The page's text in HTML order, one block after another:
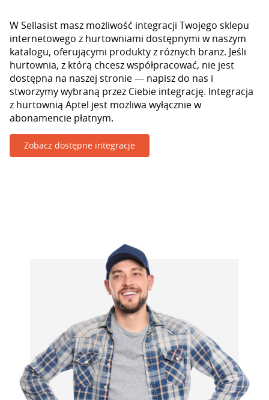
W Sellasist masz możliwość integracji Twojego sklepu
internetowego z hurtowniami dostępnymi w naszym
katalogu, oferującymi produkty z różnych branż. Jeśli
hurtownia, z którą chcesz współpracować, nie jest
dostępna na naszej stronie — napisz do nas i
stworzymy wybraną przez Ciebie integrację. Integracja
z hurtownią Aptel jest możliwa wyłącznie w
abonamencie płatnym.
Zobacz dostępne integracje